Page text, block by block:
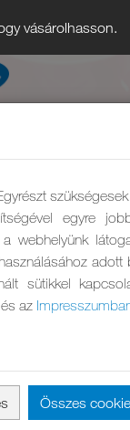
vásárolhasson.
egyre
webhelyünk
adott
sütikkel
és az
Összes